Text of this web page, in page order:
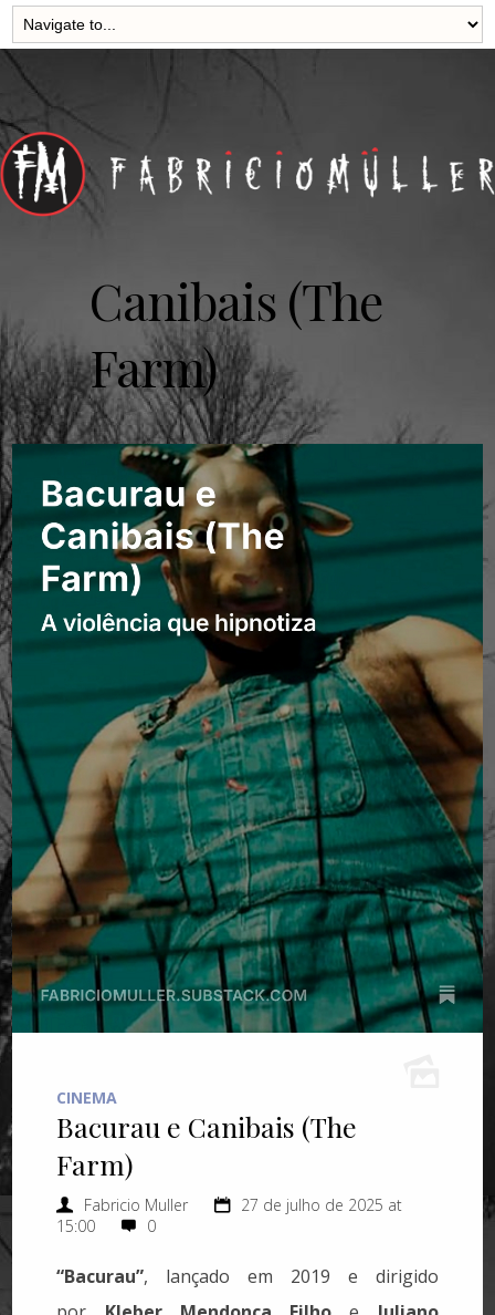
Canibais (The
Farm)
CINEMA
Bacurau e Canibais (The
Farm)
Fabricio Muller
27 de julho de 2025 at
15:00
0
“Bacurau”, lançado em 2019 e dirigido